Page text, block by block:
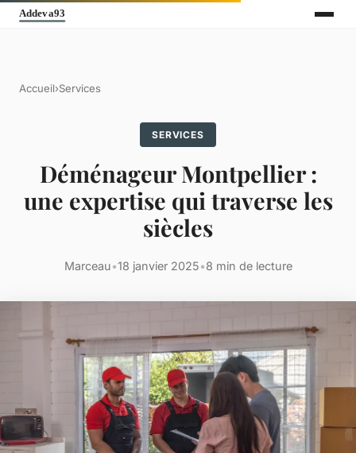
Accueil›Services
SERVICES
Déménageur Montpellier :
une expertise qui traverse les
siècles
Marceau•18 janvier 2025•8 min de lecture